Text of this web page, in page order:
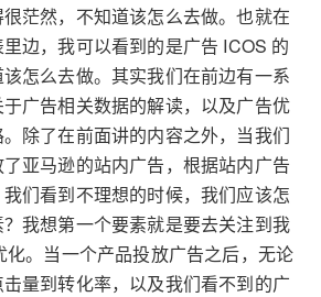
茫然，不知道该怎么去做。也就在
边，我可以看到的是广告 ICOS 的
怎么去做。其实我们在前边有一系
广告相关数据的解读，以及广告优
除了在前面讲的内容之外，当我们
亚马逊的站内广告，根据站内广告
们看到不理想的时候，我们应该怎
我想第一个要素就是要去关注到我
。当一个产品投放广告之后，无论
量到转化率，以及我们看不到的广